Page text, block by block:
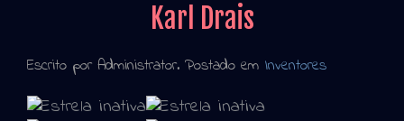
Karl Drais
Escrito por Administrator. Postado em Inventores